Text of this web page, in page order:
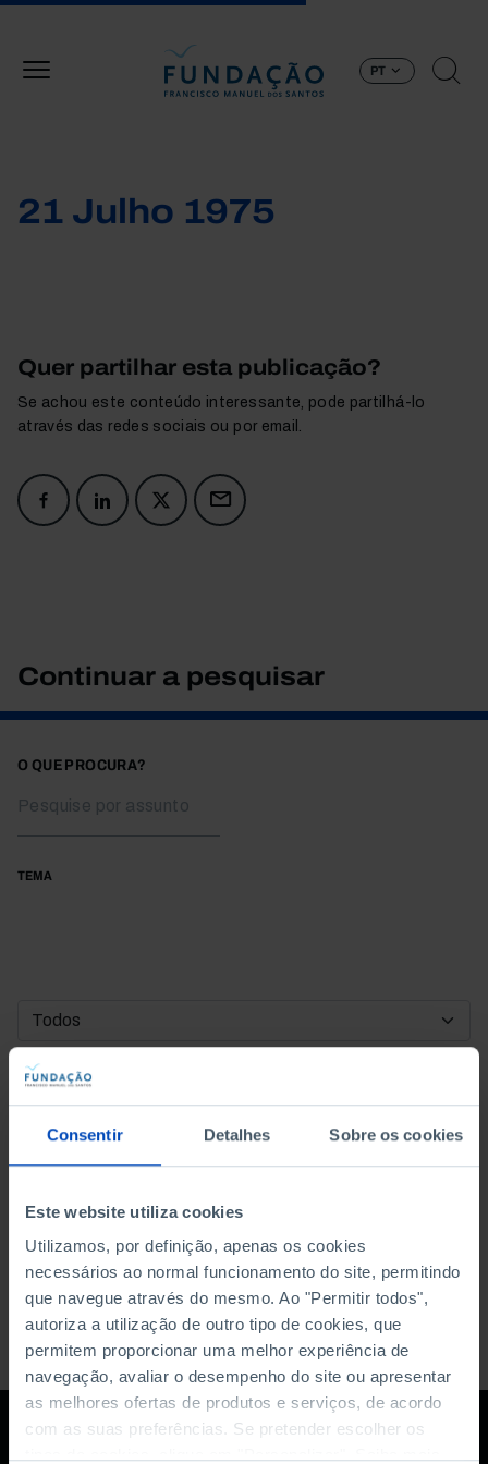
Consentir Detalhes Sobre os cookies
Este website utiliza cookies
Utilizamos, por definição, apenas os cookies
necessários ao normal funcionamento do site, permitindo
que navegue através do mesmo. Ao "Permitir todos",
autoriza a utilização de outro tipo de cookies, que
permitem proporcionar uma melhor experiência de
navegação, avaliar o desempenho do site ou apresentar
as melhores ofertas de produtos e serviços, de acordo
com as suas preferências. Se pretender escolher os
PT
21 Julho 1975
Quer partilhar esta publicação?
Se achou este conteúdo interessante, pode partilhá-lo
através das redes sociais ou por email.
Continuar a pesquisar
O QUE PROCURA?
TEMA
DATA DE INÍCIO
DATA DE FIM